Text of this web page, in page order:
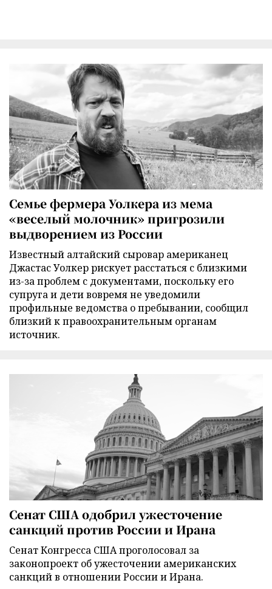
Семье фермера Уолкера из мема
«веселый молочник» пригрозили
выдворением из России
Известный алтайский сыровар американец
Джастас Уолкер рискует расстаться с близкими
из-за проблем с документами, поскольку его
супруга и дети вовремя не уведомили
профильные ведомства о пребывании, сообщил
близкий к правоохранительным органам
источник.
Сенат США одобрил ужесточение
санкций против России и Ирана
Сенат Конгресса США проголосовал за
законопроект об ужесточении американских
санкций в отношении России и Ирана.